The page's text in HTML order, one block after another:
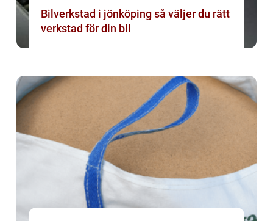
Bilverkstad i jönköping så väljer du rätt
verkstad för din bil